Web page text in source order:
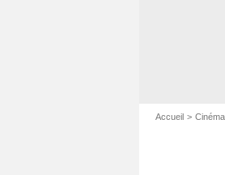
Accueil Cinéma